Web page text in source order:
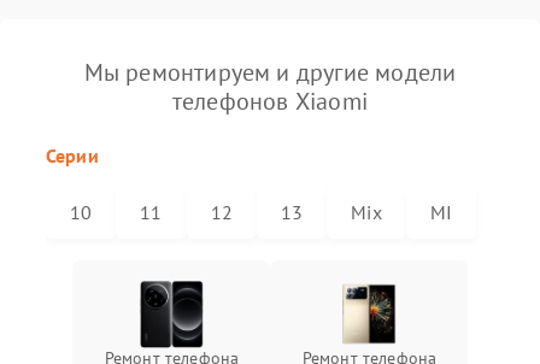
Мы ремонтируем и другие модели
телефонов Xiaomi
Серии
10 11 12 13 Mix MI
Ремонт телефона
Ремонт телефона